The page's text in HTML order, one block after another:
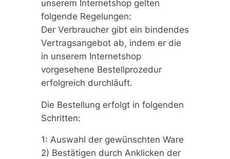
unserem Internetshop gelten
folgende Regelungen:
Der Verbraucher gibt ein bindendes
Vertragsangebot ab, indem er die
in unserem Internetshop
vorgesehene Bestellprozedur
erfolgreich durchläuft.
Die Bestellung erfolgt in folgenden
Schritten:
1: Auswahl der gewünschten Ware
2) Bestätigen durch Anklicken der